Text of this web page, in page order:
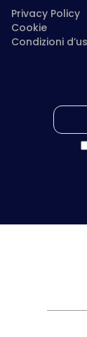
Privacy Policy
Cookie
Condizioni